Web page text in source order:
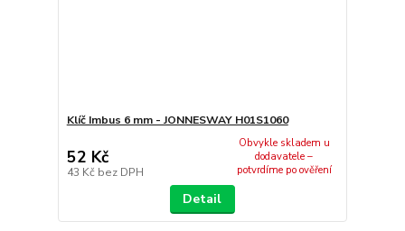
Klíč Imbus 6 mm - JONNESWAY H01S1060
52 Kč
43 Kč bez DPH
Obvykle skladem u
dodavatele –
potvrdíme po ověření
Detail